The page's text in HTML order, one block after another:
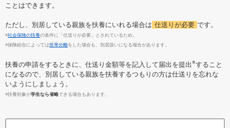
ことはできます。
ただし、別居している親族を扶養にいれる場合は 仕送りが必要 です。
※社会保険の扶養の条件に「仕送りが必要」とされているため。
※保険組合によっては世帯分離をした場合も、別居扱いになる場合があります。
扶養の申請をするときに、仕送り金額等を記入して届出を提出※すること
になるので、別居している親族を扶養するつもりの方は仕送りを忘れな
いようにしましょう。
※扶養対象が学生なら省略できる場合もあります。